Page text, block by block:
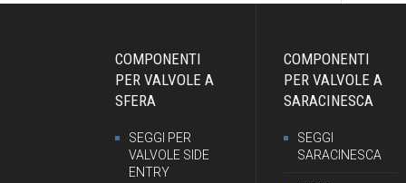
COMPONENTI
PER VALVOLE A
SFERA
SEGGI PER
VALVOLE SIDE
ENTRY
COMPONENTI
PER VALVOLE A
SARACINESCA
SEGGI
SARACINESCA